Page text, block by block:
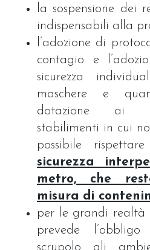
la sospensione dei
indispensabili alla
l’adozione di
contagio e
sicurezza
maschere e
dotazione ai
stabilimenti in cui
possibile rispettare
sicurezza
metro, che
misura di
per le grandi realtà
prevede